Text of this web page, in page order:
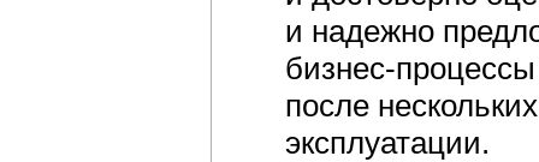
и надежно
бизнес-
после
эксплуатации.